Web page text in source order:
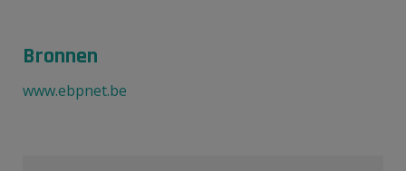
Bronnen
www.ebpnet.be